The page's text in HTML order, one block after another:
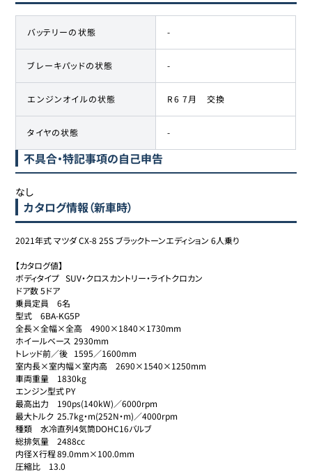
バッテリーの状態 -
ブレーキパッドの状態 -
エンジンオイルの状態 R6 7月 交換
タイヤの状態 -
不具合・特記事項の自己申告
なし
カタログ情報（新車時）
2021年式 マツダ CX-8 25S ブラックトーンエディション 6人乗り
【カタログ値】
ボディタイプ	SUV・クロスカントリー・ライトクロカン
ドア数	5ドア
乗員定員	6名
型式	6BA-KG5P
全長×全幅×全高	4900×1840×1730mm
ホイールベース	2930mm
トレッド前／後	1595／1600mm
室内長×室内幅×室内高	2690×1540×1250mm
車両重量	1830kg
エンジン型式	PY
最高出力	190ps(140kW)／6000rpm
最大トルク	25.7kg・m(252N・m)／4000rpm
種類	水冷直列4気筒DOHC16バルブ
総排気量	2488cc
内径Ｘ行程	89.0mm×100.0mm
圧縮比	13.0